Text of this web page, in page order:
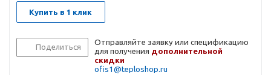
Купить в 1 клик
Поделиться
Отправляйте заявку или спецификацию
для получения дополнительной
скидки
ofis1@teploshop.ru